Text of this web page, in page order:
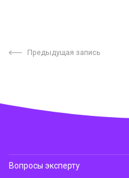
Предыдущая запись
Вопросы эксперту